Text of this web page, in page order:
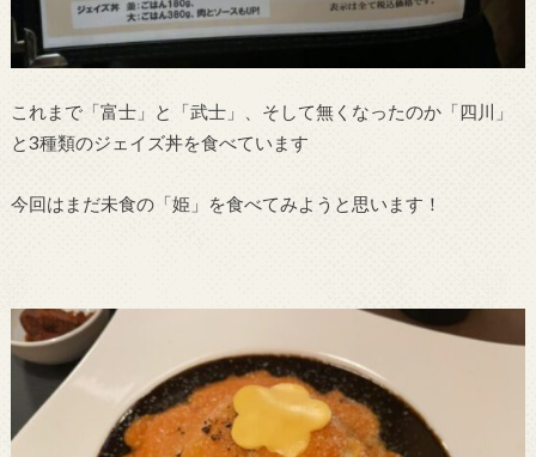
これまで「富士」と「武士」、そして無くなったのか「四川」
と3種類のジェイズ丼を食べています
今回はまだ未食の「姫」を食べてみようと思います！